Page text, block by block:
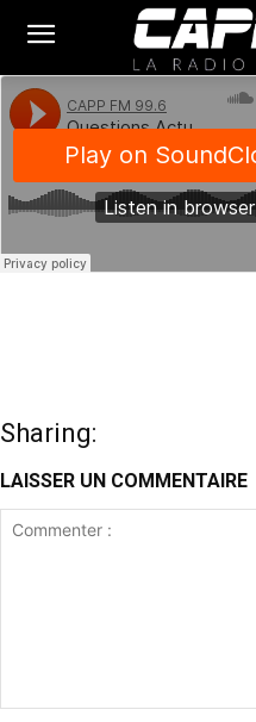
Sharing:
LAISSER UN COMMENTAIRE